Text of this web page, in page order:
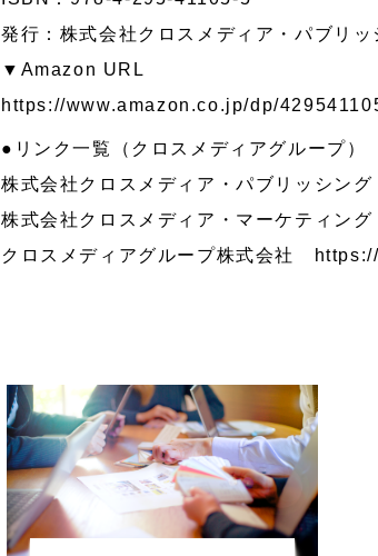
発行：株式会社クロスメディア・パブリ
▼Amazon URL
https://www.amazon.co.jp/dp/
●リンク一覧（クロスメディアグループ）
株式会社クロスメディア・パブリッシン
株式会社クロスメディア・マーケティン
クロスメディアグループ株式会社